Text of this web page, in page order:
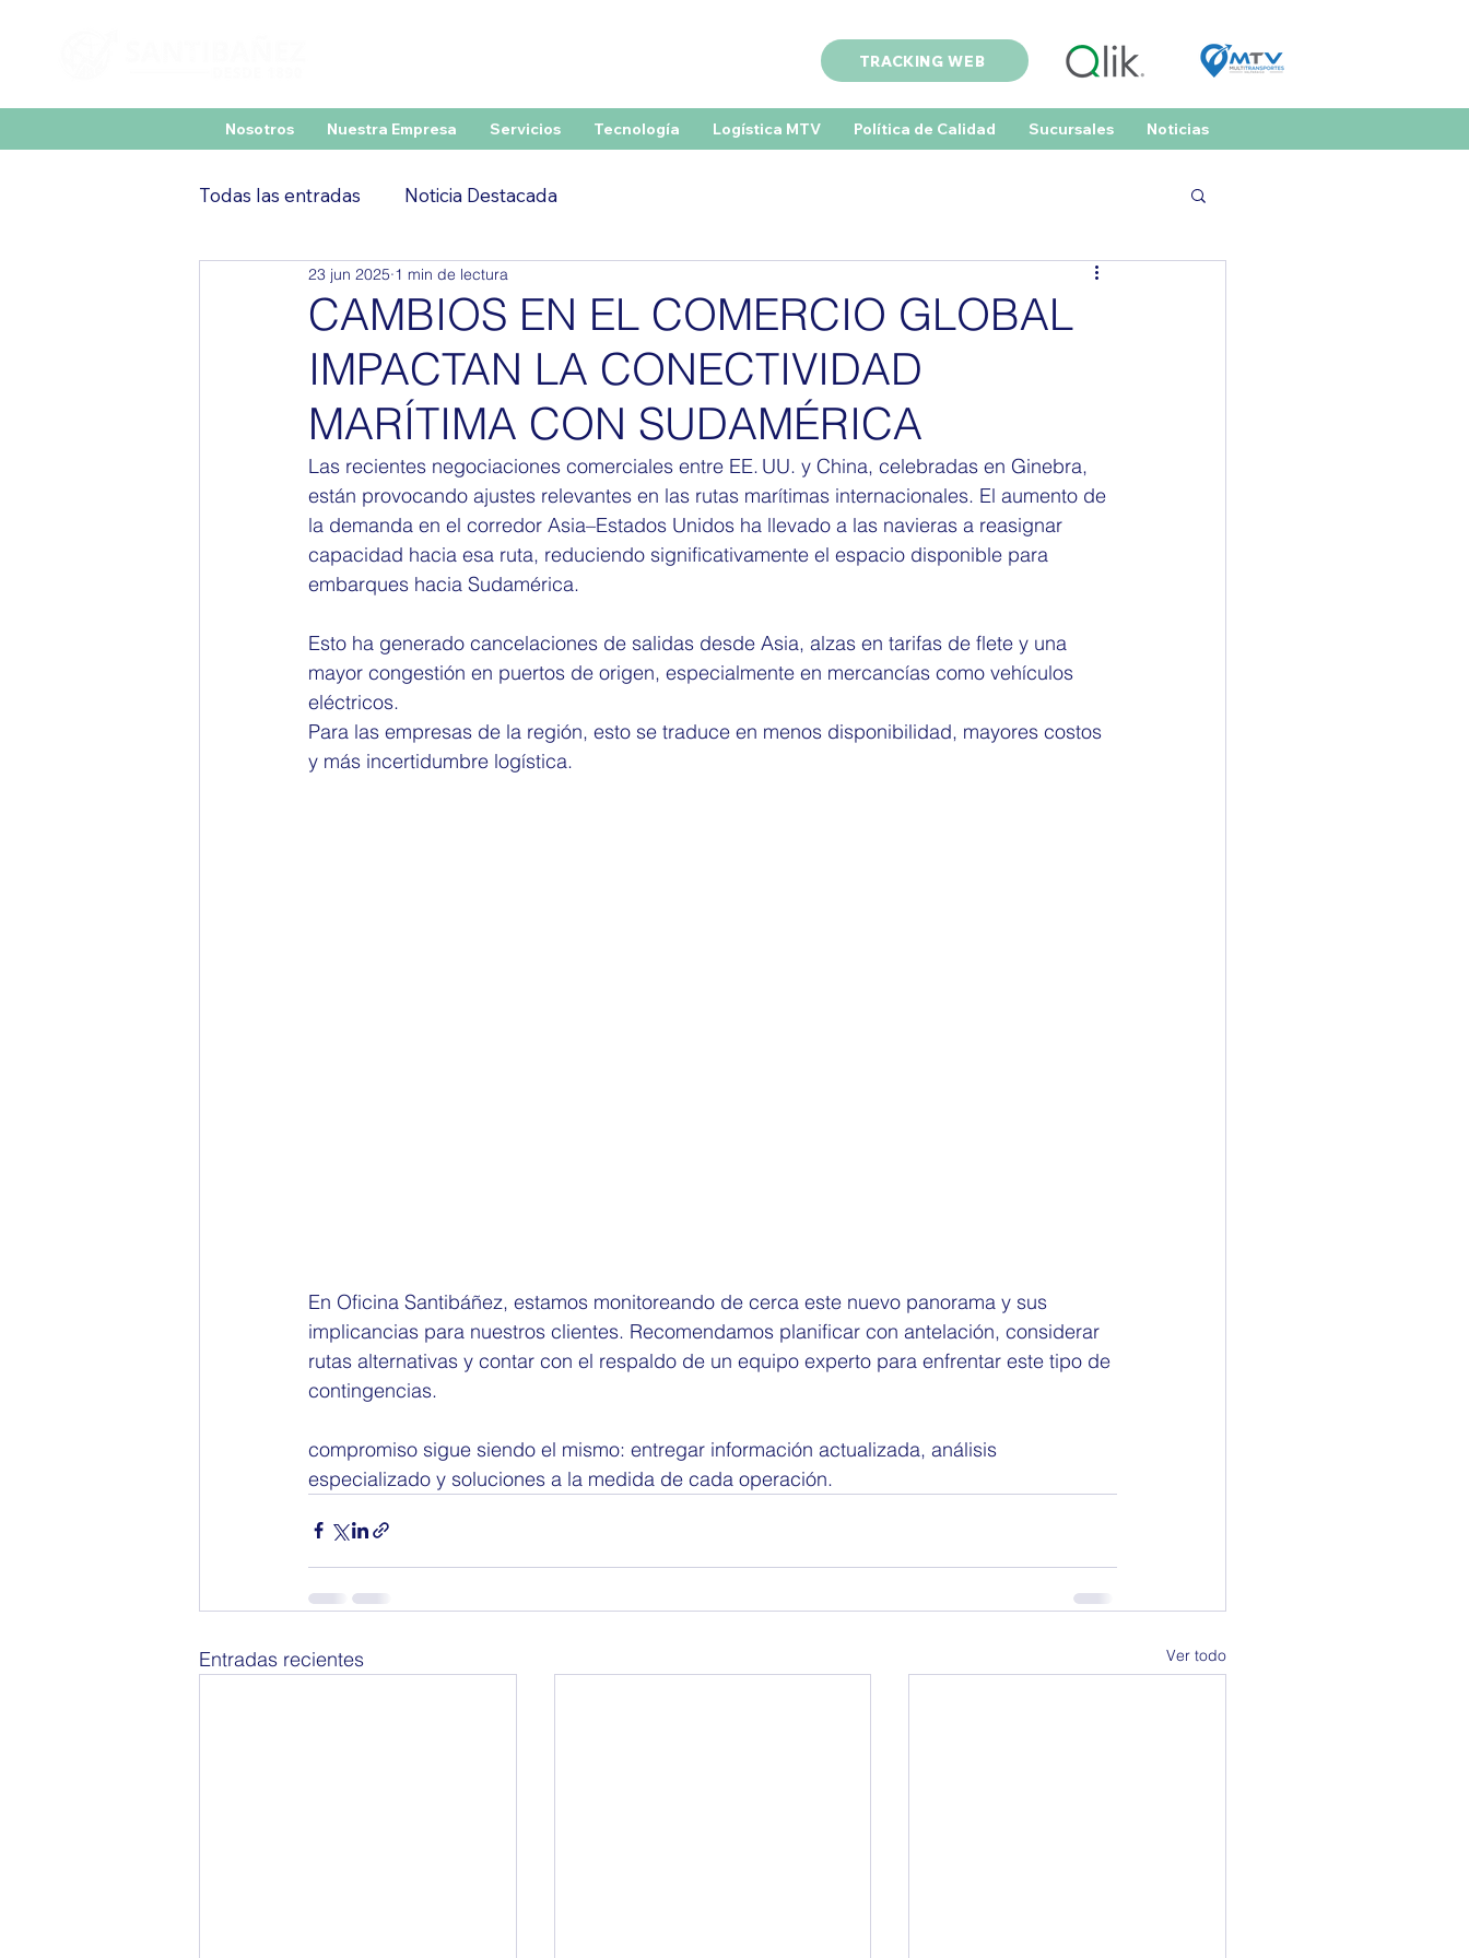
TRACKING WEB
Nosotros Nuestra Empresa Servicios Tecnología Logística MTV Política de Calidad Sucursales Noticias
Todas las entradas Noticia Destacada
CAMBIOS EN EL COMERCIO GLOBAL
IMPACTAN LA CONECTIVIDAD
MARÍTIMA CON SUDAMÉRICA
23 jun 2025 1 min de lectura
Las recientes negociaciones comerciales entre EE. UU. y China, celebradas en Ginebra,
están provocando ajustes relevantes en las rutas marítimas internacionales. El aumento de
la demanda en el corredor Asia–Estados Unidos ha llevado a las navieras a reasignar
capacidad hacia esa ruta, reduciendo significativamente el espacio disponible para
embarques hacia Sudamérica.
Esto ha generado cancelaciones de salidas desde Asia, alzas en tarifas de flete y una
mayor congestión en puertos de origen, especialmente en mercancías como vehículos
eléctricos.
Para las empresas de la región, esto se traduce en menos disponibilidad, mayores costos
y más incertidumbre logística.
En Oficina Santibáñez, estamos monitoreando de cerca este nuevo panorama y sus
implicancias para nuestros clientes. Recomendamos planificar con antelación, considerar
rutas alternativas y contar con el respaldo de un equipo experto para enfrentar este tipo de
contingencias.
compromiso sigue siendo el mismo: entregar información actualizada, análisis
especializado y soluciones a la medida de cada operación.
Entradas recientes Ver todo